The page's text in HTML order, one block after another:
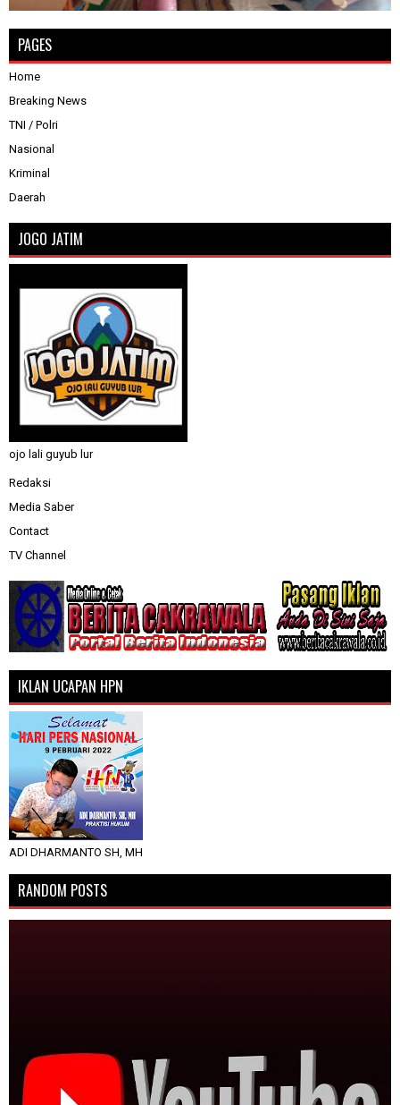
PAGES
Home
Breaking News
TNI / Polri
Nasional
Kriminal
Daerah
JOGO JATIM
ojo lali guyub lur
Redaksi
Media Saber
Contact
TV Channel
IKLAN UCAPAN HPN
ADI DHARMANTO SH, MH
RANDOM POSTS